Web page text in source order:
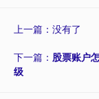
上一篇：没有了
下一篇： 股票账户
级